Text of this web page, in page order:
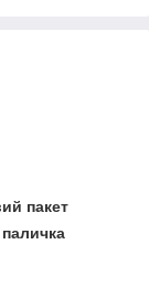
пакет